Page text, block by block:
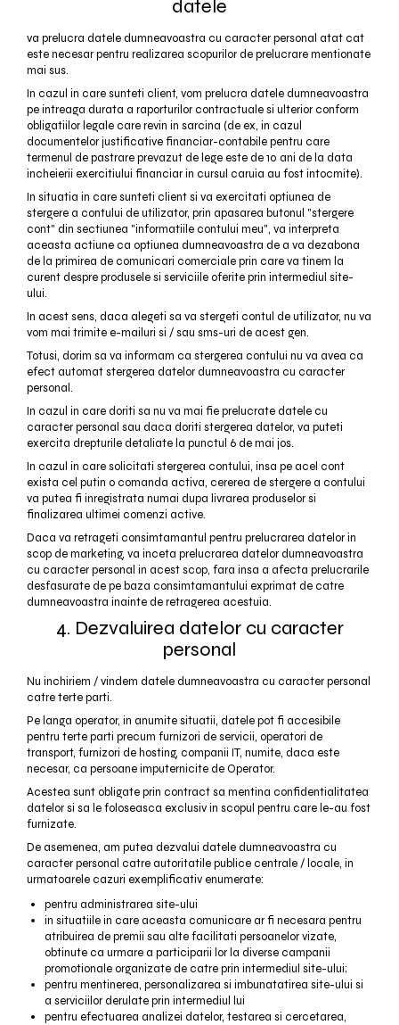
datele
va prelucra datele dumneavoastra cu caracter personal atat cat
este necesar pentru realizarea scopurilor de prelucrare mentionate
mai sus.
In cazul in care sunteti client, vom prelucra datele dumneavoastra
pe intreaga durata a raporturilor contractuale si ulterior conform
obligatiilor legale care revin in sarcina (de ex, in cazul
documentelor justificative financiar-contabile pentru care
termenul de pastrare prevazut de lege este de 10 ani de la data
incheierii exercitiului financiar in cursul caruia au fost intocmite).
In situatia in care sunteti client si va exercitati optiunea de
stergere a contului de utilizator, prin apasarea butonul "stergere
cont" din sectiunea "informatiile contului meu", va interpreta
aceasta actiune ca optiunea dumneavoastra de a va dezabona
de la primirea de comunicari comerciale prin care va tinem la
curent despre produsele si serviciile oferite prin intermediul site-
ului.
In acest sens, daca alegeti sa va stergeti contul de utilizator, nu va
vom mai trimite e-mailuri si / sau sms-uri de acest gen.
Totusi, dorim sa va informam ca stergerea contului nu va avea ca
efect automat stergerea datelor dumneavoastra cu caracter
personal.
In cazul in care doriti sa nu va mai fie prelucrate datele cu
caracter personal sau daca doriti stergerea datelor, va puteti
exercita drepturile detaliate la punctul 6 de mai jos.
In cazul in care solicitati stergerea contului, insa pe acel cont
exista cel putin o comanda activa, cererea de stergere a contului
va putea fi inregistrata numai dupa livrarea produselor si
finalizarea ultimei comenzi active.
Daca va retrageti consimtamantul pentru prelucrarea datelor in
scop de marketing, va inceta prelucrarea datelor dumneavoastra
cu caracter personal in acest scop, fara insa a afecta prelucrarile
desfasurate de pe baza consimtamantului exprimat de catre
dumneavoastra inainte de retragerea acestuia.
4. Dezvaluirea datelor cu caracter
personal
Nu inchiriem / vindem datele dumneavoastra cu caracter personal
catre terte parti.
Pe langa operator, in anumite situatii, datele pot fi accesibile
pentru terte parti precum furnizori de servicii, operatori de
transport, furnizori de hosting, companii IT, numite, daca este
necesar, ca persoane imputernicite de Operator.
Acestea sunt obligate prin contract sa mentina confidentialitatea
datelor si sa le foloseasca exclusiv in scopul pentru care le-au fost
furnizate.
De asemenea, am putea dezvalui datele dumneavoastra cu
caracter personal catre autoritatile publice centrale / locale, in
urmatoarele cazuri exemplificativ enumerate:
pentru administrarea site-ului
in situatiile in care aceasta comunicare ar fi necesara pentru
atribuirea de premii sau alte facilitati persoanelor vizate,
obtinute ca urmare a participarii lor la diverse campanii
promotionale organizate de catre prin intermediul site-ului;
pentru mentinerea, personalizarea si imbunatatirea site-ului si
a serviciilor derulate prin intermediul lui
pentru efectuarea analizei datelor, testarea si cercetarea,